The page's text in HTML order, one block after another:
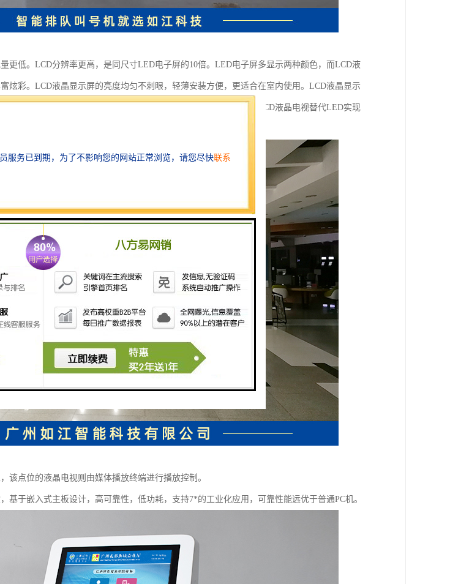
更低。LCD分辨率更高，是同尺寸LED电子屏的10倍。LED电子屏多显示两种颜色，而LCD液
炫彩。LCD液晶显示屏的亮度均匀不刺眼，轻薄安装方便，更适合在室内使用。LCD液晶显示
。相同尺寸下，LCD液晶显示屏展现的内容比LED屏多十倍。采用LCD液晶电视替代LED实现
也逼迫现代必须实现显示设备从LED到LCD。
该点位的液晶电视则由媒体播放终端进行播放控制。
基于嵌入式主板设计，高可靠性，低功耗，支持7*的工业化应用，可靠性能远优于普通PC机。